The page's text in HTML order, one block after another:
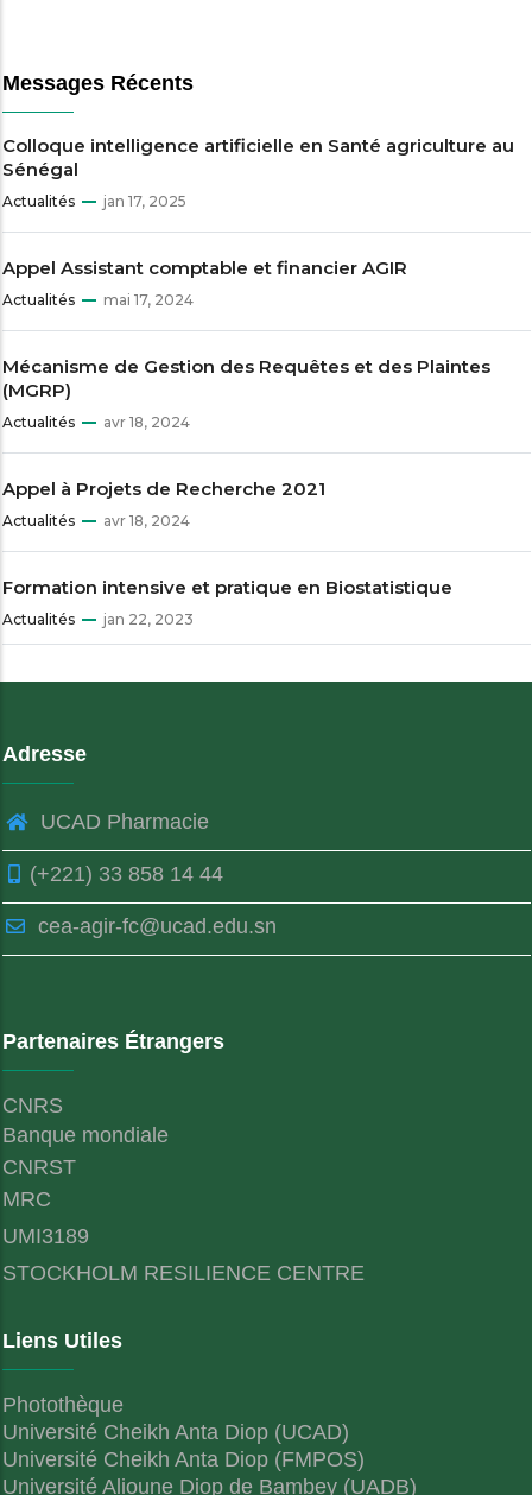
Messages Récents
Colloque intelligence artificielle en Santé agriculture au
Sénégal
Actualités jan 17, 2025
Appel Assistant comptable et financier AGIR
Actualités mai 17, 2024
Mécanisme de Gestion des Requêtes et des Plaintes
(MGRP)
Actualités avr 18, 2024
Appel à Projets de Recherche 2021
Actualités avr 18, 2024
Formation intensive et pratique en Biostatistique
Actualités jan 22, 2023
Adresse
UCAD Pharmacie
(+221) 33 858 14 44
cea-agir-fc@ucad.edu.sn
Partenaires Étrangers
CNRS
Banque mondiale
CNRST
MRC
UMI3189
STOCKHOLM RESILIENCE CENTRE
Liens Utiles
Photothèque
Université Cheikh Anta Diop (UCAD)
Université Cheikh Anta Diop (FMPOS)
Université Alioune Diop de Bambey (UADB)